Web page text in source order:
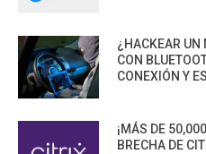
¿HACKEAR UN
CON
CONEXIÓN Y
¡MÁS DE
BRECHA DE